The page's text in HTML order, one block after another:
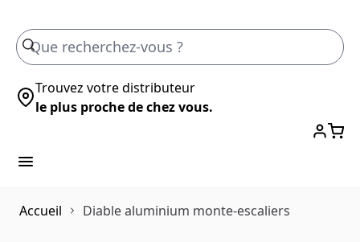
Trouvez votre distributeur
le plus proche de chez vous.
Accueil Diable aluminium monte-escaliers